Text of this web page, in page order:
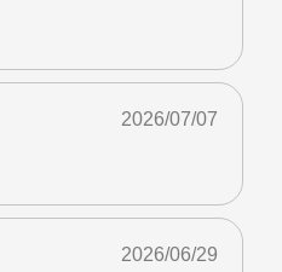
2026/07/07
2026/06/29